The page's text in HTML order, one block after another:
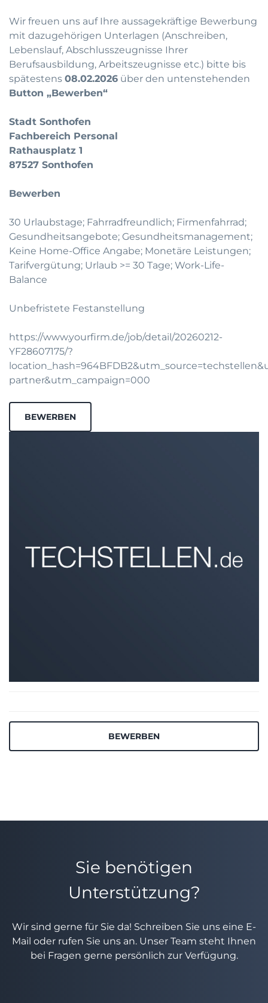
Wir freuen uns auf Ihre aussagekräftige Bewerbung
mit dazugehörigen Unterlagen (Anschreiben,
Lebenslauf, Abschlusszeugnisse Ihrer
Berufsausbildung, Arbeitszeugnisse etc.) bitte bis
spätestens 08.02.2026 über den untenstehenden
Button „Bewerben“
Stadt Sonthofen
Fachbereich Personal
Rathausplatz 1
87527 Sonthofen
Bewerben
30 Urlaubstage; Fahrradfreundlich; Firmenfahrrad;
Gesundheitsangebote; Gesundheitsmanagement;
Keine Home-Office Angabe; Monetäre Leistungen;
Tarifvergütung; Urlaub >= 30 Tage; Work-Life-
Balance
Unbefristete Festanstellung
https://www.yourfirm.de/job/detail/20260212-
YF28607175/?
partner&utm_campaign=000
BEWERBEN
BEWERBEN
Sie benötigen
Unterstützung?
Wir sind gerne für Sie da! Schreiben Sie uns eine E-
Mail oder rufen Sie uns an. Unser Team steht Ihnen
bei Fragen gerne persönlich zur Verfügung.